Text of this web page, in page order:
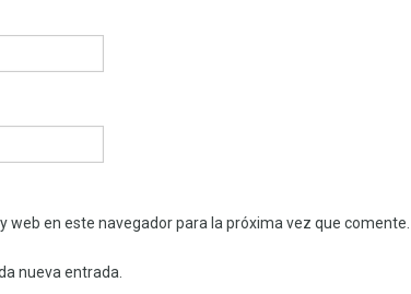
web en este navegador para la próxima vez que comente.
nueva entrada.